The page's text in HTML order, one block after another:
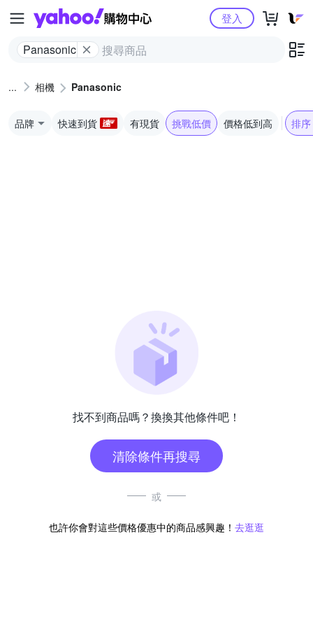
Yahoo購物中心
Panasonic
登入
相機 Panasonic
品牌 快速到貨 有現貨 挑戰低價 價格低到高 排序
找不到商品嗎？換換其他條件吧！
清除條件再搜尋
或
也許你會對這些價格優惠中的商品感興趣！ 去逛逛